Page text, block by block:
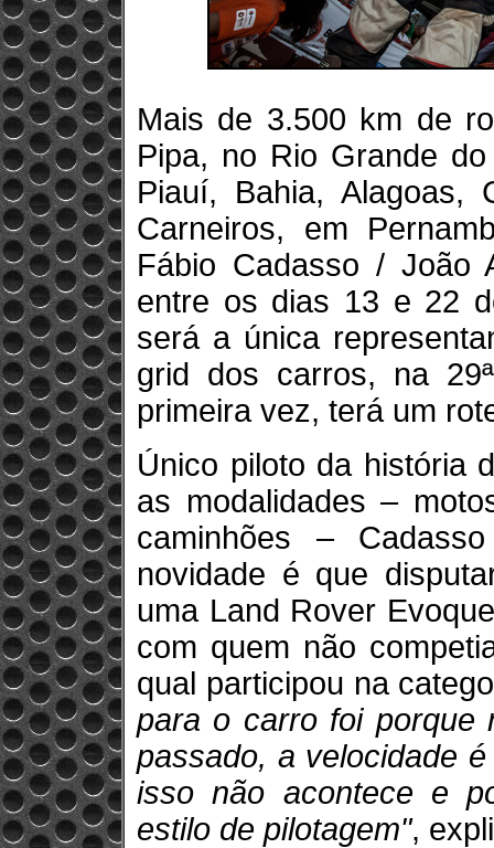
Mais de 3.500 km de
Pipa, no Rio Grande
Piauí, Bahia, Alagoas,
Carneiros, em
Fábio Cadasso / João
entre os dias 13 e 22
será a única
grid dos carros, na
primeira vez, terá um
Único piloto da história
as modalidades –
caminhões –
novidade é que
uma Land Rover
com quem não
qual participou na
para o carro foi porque
passado, a velocidade
isso não acontece e
estilo de pilotagem",